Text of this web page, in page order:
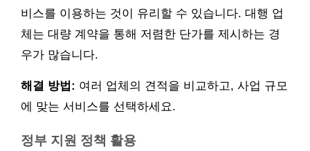
비스를 이용하는 것이 유리할 수 있습니다. 대행 업
체는 대량 계약을 통해 저렴한 단가를 제시하는 경
우가 많습니다.
해결 방법: 여러 업체의 견적을 비교하고, 사업 규모
에 맞는 서비스를 선택하세요.
정부 지원 정책 활용